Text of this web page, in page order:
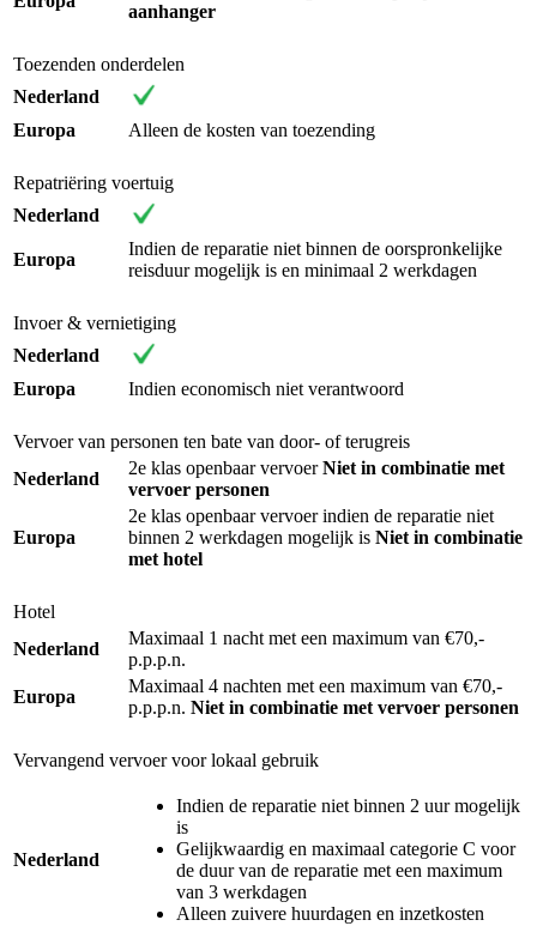
aanhanger
Toezenden onderdelen
Nederland
Europa
Alleen de kosten van toezending
Repatriëring voertuig
Nederland
Europa
Indien de reparatie niet binnen de oorspronkelijke
reisduur mogelijk is en minimaal 2 werkdagen
Invoer & vernietiging
Nederland
Europa
Indien economisch niet verantwoord
Vervoer van personen ten bate van door- of terugreis
Nederland
2e klas openbaar vervoerNiet in combinatie met
vervoer personen
Europa
2e klas openbaar vervoer indien de reparatie niet
binnen 2 werkdagen mogelijk is Niet in combinatie
met hotel
Hotel
Nederland
Maximaal 1 nacht met een maximum van €70,-
p.p.p.n.
Europa
Maximaal 4 nachten met een maximum van €70,-
p.p.p.n. Niet in combinatie met vervoer personen
Vervangend vervoer voor lokaal gebruik
Nederland
Indien de reparatie niet binnen 2 uur mogelijk
is
Gelijkwaardig en maximaal categorie C voor
de duur van de reparatie met een maximum
van 3 werkdagen
Alleen zuivere huurdagen en inzetkosten